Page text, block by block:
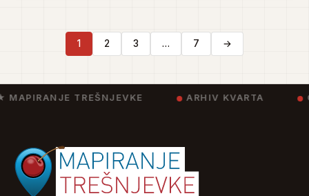
1 2 3 … 7 →
MAPIRANJE TREŠNJEVKE ARHIV KVARTA